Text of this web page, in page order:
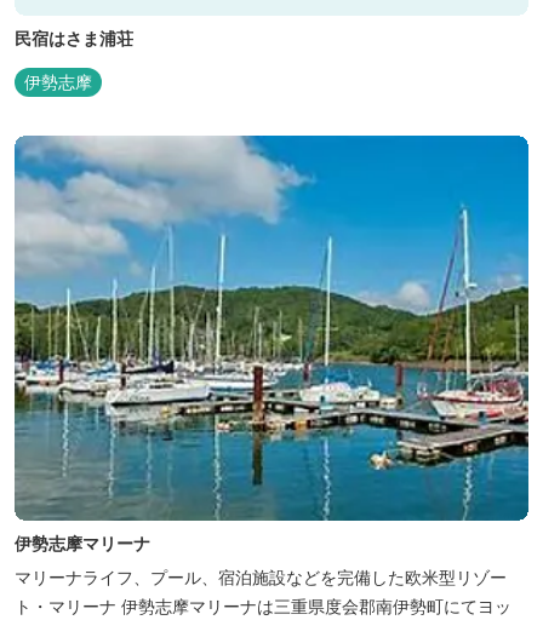
民宿はさま浦荘
伊勢志摩
伊勢志摩マリーナ
マリーナライフ、プール、宿泊施設などを完備した欧米型リゾー
ト・マリーナ 伊勢志摩マリーナは三重県度会郡南伊勢町にてヨッ